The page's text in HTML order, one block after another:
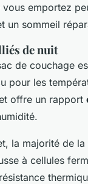
vous emportez
un sommeil
de nuit
de couchage
pour les
offre un rapport
la majorité de
à cellules